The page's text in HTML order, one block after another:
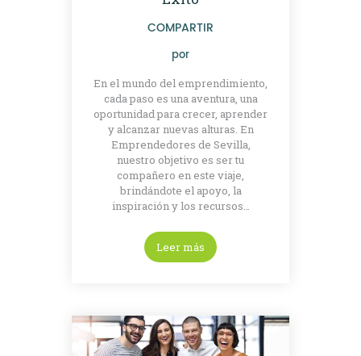
COMPARTIR
por
En el mundo del emprendimiento,
cada paso es una aventura, una
oportunidad para crecer, aprender
y alcanzar nuevas alturas. En
Emprendedores de Sevilla,
nuestro objetivo es ser tu
compañero en este viaje,
brindándote el apoyo, la
inspiración y los recursos…
Leer más